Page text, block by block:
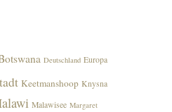
Deutschland Europa
Keetmanshoop Knysna
Malawisee Margaret